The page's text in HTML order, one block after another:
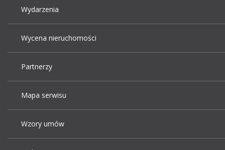
Wydarzenia
Wycena nieruchomości
Partnerzy
Mapa serwisu
Wzory umów